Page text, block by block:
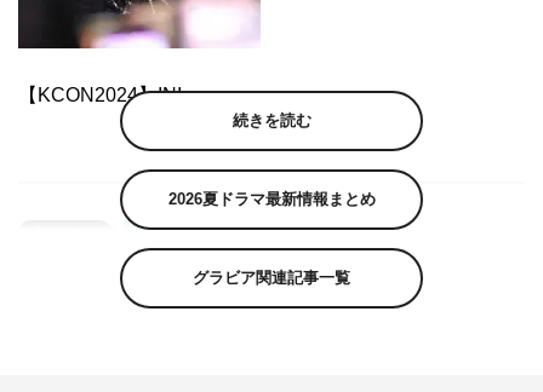
【KCON2024】INI
続きを読む
2026夏ドラマ最新情報まとめ
グラビア関連記事一覧